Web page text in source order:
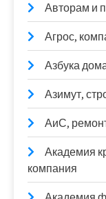
Авторам и
Агрос,
Азбука
Азимут,
АиС,
Академия
компания